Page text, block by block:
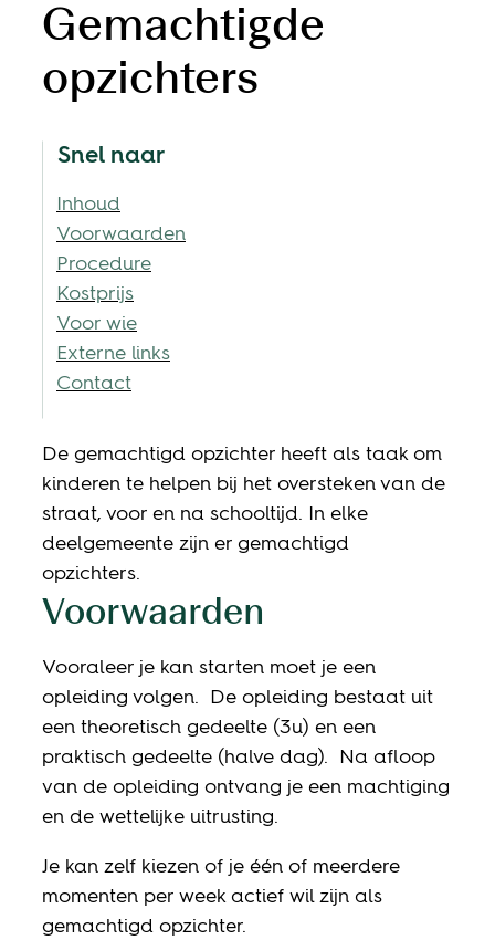
Gemachtigde
opzichters
Snel naar
Inhoud
Voorwaarden
Procedure
Kostprijs
Voor wie
Externe links
Contact
Inhoud
De gemachtigd opzichter heeft als taak om
kinderen te helpen bij het oversteken van de
straat, voor en na schooltijd. In elke
deelgemeente zijn er gemachtigd
opzichters.
Voorwaarden
Vooraleer je kan starten moet je een
opleiding volgen. De opleiding bestaat uit
een theoretisch gedeelte (3u) en een
praktisch gedeelte (halve dag). Na afloop
van de opleiding ontvang je een machtiging
en de wettelijke uitrusting.
Je kan zelf kiezen of je één of meerdere
momenten per week actief wil zijn als
gemachtigd opzichter.